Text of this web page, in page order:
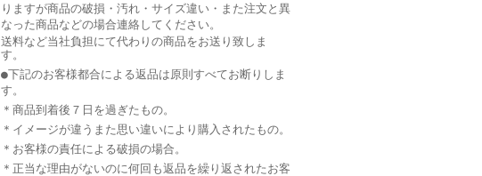
りますが商品の破損・汚れ・サイズ違い・また注文と異
なった商品などの場合連絡してください。
送料など当社負担にて代わりの商品をお送り致しま
す。
●下記のお客様都合による返品は原則すべてお断りしま
す。
＊商品到着後７日を過ぎたもの。
＊イメージが違うまた思い違いにより購入されたもの。
＊お客様の責任による破損の場合。
＊正当な理由がないのに何回も返品を繰り返されたお客